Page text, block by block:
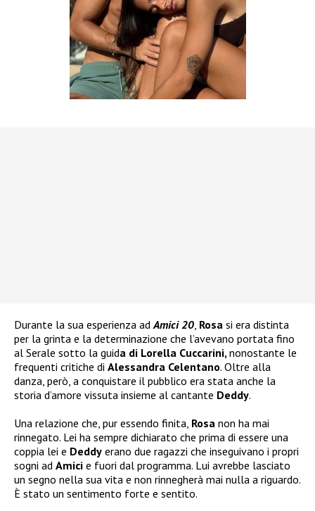
Durante la sua esperienza adAmici 20, Rosa si era distinta
per la grinta e la determinazione che l’avevano portata fino
al Serale sotto la guida di Lorella Cuccarini,nonostante le
frequenti critiche di Alessandra Celentano. Oltre alla
danza, però, a conquistare il pubblico era stata anche la
storia d’amore vissuta insieme al cantante Deddy.
Una relazione che, pur essendo finita, Rosa non ha mai
rinnegato. Lei ha sempre dichiarato che prima di essere una
coppia lei e Deddy erano due ragazzi che inseguivano i propri
sogni ad Amici e fuori dal programma. Lui avrebbe lasciato
un segno nella sua vita e non rinnegherà mai nulla a riguardo.
È stato un sentimento forte e sentito.